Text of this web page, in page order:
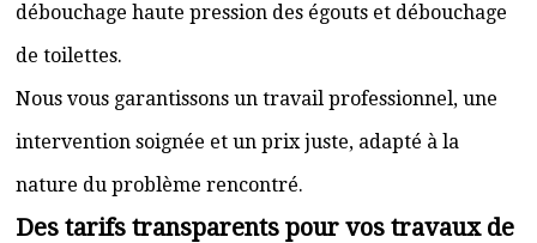
débouchage haute pression des égouts et débouchage
de toilettes.
Nous vous garantissons un travail professionnel, une
intervention soignée et un prix juste, adapté à la
nature du problème rencontré.
Des tarifs transparents pour vos travaux de